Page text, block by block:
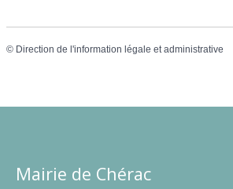
© Direction de l'information légale et administrative
Mairie de Chérac